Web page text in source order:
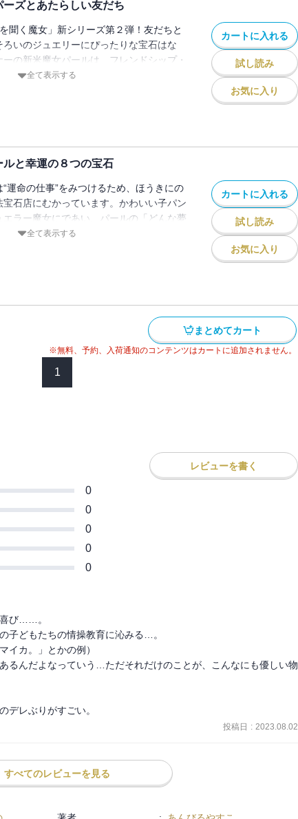
ズとあたらしい友だち
聞く魔女」新シリーズ第２弾！友だちと
ろいのジュエリーにぴったりな宝石はな
の新米魔女パールは、フレンドシップ・
す！ かんたんにつくれるマクラメジュエ
イカと助け合いながら友情をそだてるフ
ーをつくります！
全て表示する
カートに入れる
試し読み
お気に入り
と幸運の８つの宝石
運命の仕事”をみつけるため、ほうきにの
宝石店にむかっています。かわいい子パン
エラー魔女にであい、パールの「どんな夢
るジュエリーづくりがはじまります!パー
全て表示する
カートに入れる
試し読み
お気に入り
まとめてカート
※無料、予約、入荷通知のコンテンツはカートに追加されません。
1
レビューを書く
0
0
0
0
0
び……。
子どもたちの情操教育に沁みる…。
イカ。」とかの例）
るんだよなっていう…ただそれだけのことが、こんなにも優しい物
デレぶりがすごい。
投稿日 : 2023.08.02
すべてのレビューを見る